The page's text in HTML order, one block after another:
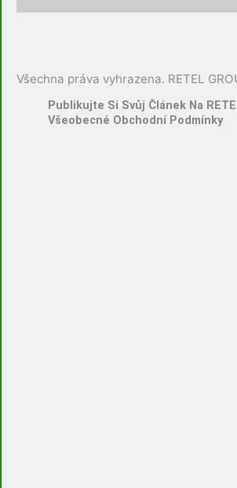
Všechna práva vyhrazena. RETEL
Publikujte Si Svůj Článek Na
Všeobecné Obchodní Podmínky